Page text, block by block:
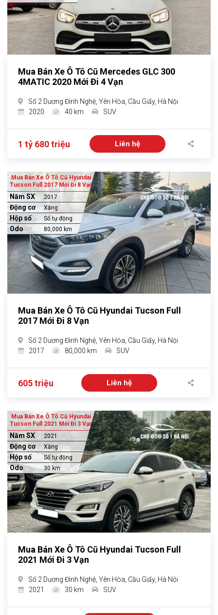
Mua Bán Xe Ô Tô Cũ Mercedes GLC 300
4MATIC 2020 Mới Đi 4 Vạn
Số 2 Dương Đình Nghệ, Yên Hòa, Cầu Giấy, Hà Nội
2020
40 km SUV
1 tỷ 680 triệu Liên hệ
Mua Bán Xe Ô Tô Cũ Hyundai
Tucson Full 2017 Mới Đi 8 Vạn
Năm SX 2017
Động cơ Xăng
Hộp số Số tự động
Odo 80,000 km
Mua Bán Xe Ô Tô Cũ Hyundai Tucson Full
2017 Mới Đi 8 Vạn
Số 2 Dương Đình Nghệ, Yên Hòa, Cầu Giấy, Hà Nội
2017
80,000 km SUV
605 triệu Liên hệ
Mua Bán Xe Ô Tô Cũ Hyundai
Tucson Full 2021 Mới Đi 3 Vạn
Năm SX 2021
Động cơ Xăng
Hộp số Số tự động
Odo 30 km
Mua Bán Xe Ô Tô Cũ Hyundai Tucson Full
2021 Mới Đi 3 Vạn
Số 2 Dương Đình Nghệ, Yên Hòa, Cầu Giấy, Hà Nội
2021
30 km SUV